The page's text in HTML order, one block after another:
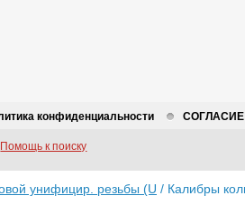
конфиденциальности СОГЛАСИЕ
Помощь к поиску
унифицир. резьбы (U / Калибры